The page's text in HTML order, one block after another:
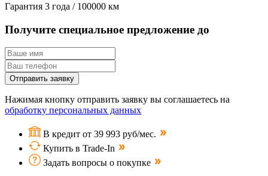
Гарантия 3 года / 100000 км
Получите специальное предложение до
Отправить заявку
Нажимая кнопку отправить заявку вы соглашаетесь на
обработку персональных данных
В кредит от 39 993 руб/мес.
Купить в Trade-In
Задать вопросы о покупке